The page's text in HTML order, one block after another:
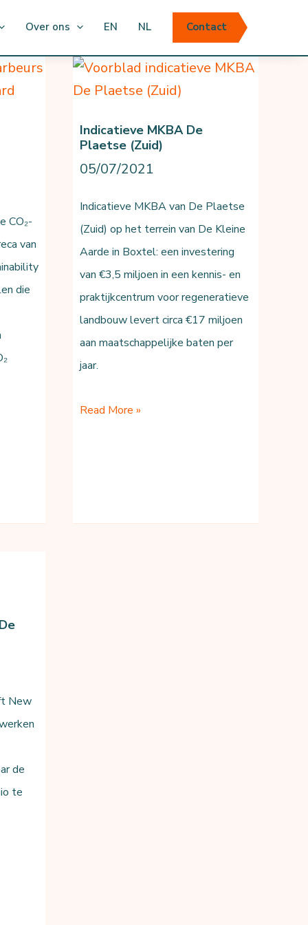
Over ons EN NL Contact
CO₂-
van
die
Indicatieve MKBA De
Plaetse (Zuid)
05/07/2021
Indicatieve MKBA van De Plaetse
(Zuid) op het terrein van De Kleine
Aarde in Boxtel: een investering
van €3,5 miljoen in een kennis- en
praktijkcentrum voor regeneratieve
landbouw levert circa €17 miljoen
aan maatschappelijke baten per
jaar.
Indicatieve
Read More »
New
de
te